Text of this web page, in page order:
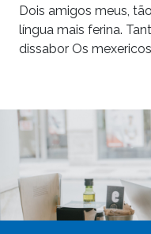
Dois amigos meus,
língua mais ferina.
dissabor Os